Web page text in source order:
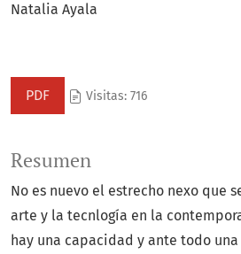
Natalia Ayala
PDF Visitas: 716
Resumen
No es nuevo el estrecho nexo que
arte y la tecnlogía en la
hay una capacidad y ante todo